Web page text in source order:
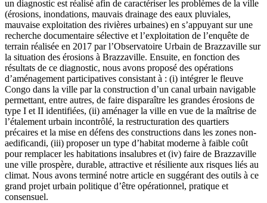
un diagnostic est réalisé afin de caractériser les problèmes de la ville
(érosions, inondations, mauvais drainage des eaux pluviales,
mauvaise exploitation des rivières urbaines) en s’appuyant sur une
recherche documentaire sélective et l’exploitation de l’enquête de
terrain réalisée en 2017 par l’Observatoire Urbain de Brazzaville sur
la situation des érosions à Brazzaville. Ensuite, en fonction des
résultats de ce diagnostic, nous avons proposé des opérations
d’aménagement participatives consistant à : (i) intégrer le fleuve
Congo dans la ville par la construction d’un canal urbain navigable
permettant, entre autres, de faire disparaître les grandes érosions de
type I et II identifiées, (ii) aménager la ville en vue de la maîtrise de
l’étalement urbain incontrôlé, la restructuration des quartiers
précaires et la mise en défens des constructions dans les zones non-
aedificandi, (iii) proposer un type d’habitat moderne à faible coût
pour remplacer les habitations insalubres et (iv) faire de Brazzaville
une ville prospère, durable, attractive et résiliente aux risques liés au
climat. Nous avons terminé notre article en suggérant des outils à ce
grand projet urbain politique d’être opérationnel, pratique et
consensuel.